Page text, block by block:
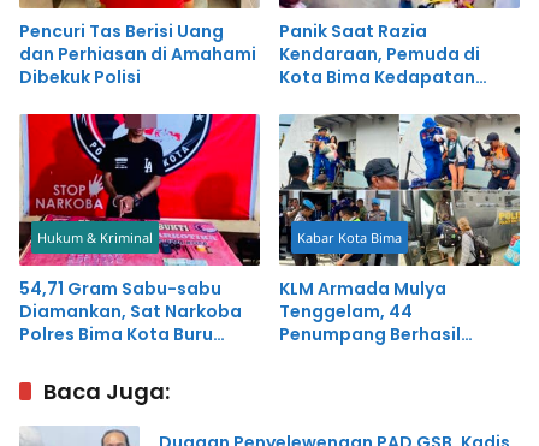
Pencuri Tas Berisi Uang
dan Perhiasan di Amahami
Dibekuk Polisi
Panik Saat Razia
Kendaraan, Pemuda di
Kota Bima Kedapatan
Hukum & Kriminal
54,71 Gram Sabu-sabu
Diamankan, Sat Narkoba
Polres Bima Kota Buru
Kabar Kota Bima
KLM Armada Mulya
Tenggelam, 44
Penumpang Berhasil
Baca Juga: